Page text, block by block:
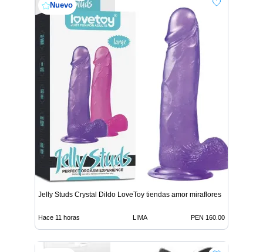
Nuevo
Jelly Studs Crystal Dildo LoveToy tiendas amor miraflores
Hace 11 horas LIMA PEN 160.00